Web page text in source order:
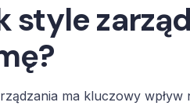
style
ma kluczowy